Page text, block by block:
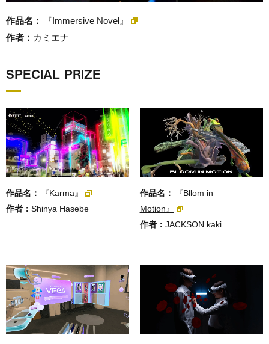
作品名：
『Immersive Novel』
作者： カミエナ
SPECIAL PRIZE
作品名：
『Karma』
作者： Shinya Hasebe
作品名：
『Bllom in
Motion』
作者： JACKSON kaki